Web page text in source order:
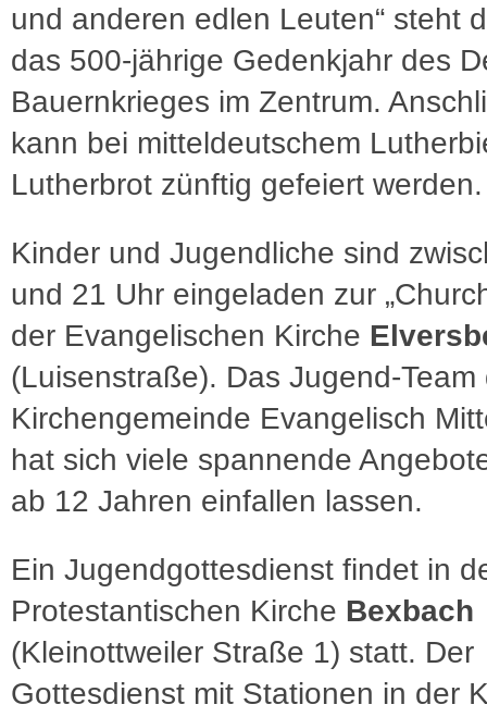
und anderen edlen Leuten“ steht
das 500-jährige Gedenkjahr des
Bauernkrieges im Zentrum.
kann bei mitteldeutschem
Lutherbrot zünftig gefeiert werden.
Kinder und Jugendliche sind
und 21 Uhr eingeladen zur
der Evangelischen Kirche
(Luisenstraße). Das Jugend-Team
Kirchengemeinde Evangelisch
hat sich viele spannende
ab 12 Jahren einfallen lassen.
Ein Jugendgottesdienst findet in
Protestantischen Kirche Bexbach
(Kleinottweiler Straße 1) statt. Der
Gottesdienst mit Stationen in der